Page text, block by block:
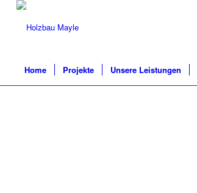
Home Projekte Unsere Leistungen